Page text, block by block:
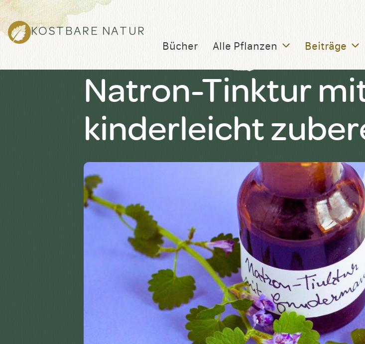
KOSTBARE NATUR
Bücher Alle Pflanzen Beiträge
Natron-Tinktur
kinderleicht